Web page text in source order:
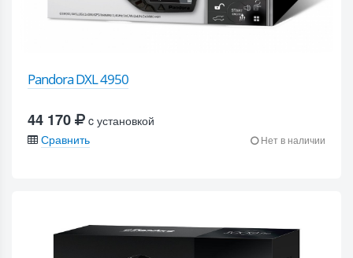
Pandora DXL 4950
44 170
c установкой
Сравнить
Нет в наличии